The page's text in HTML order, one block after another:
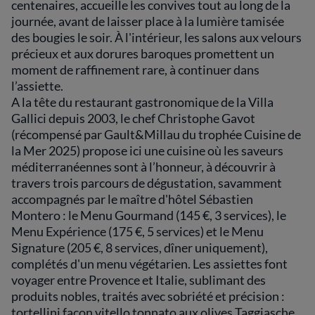
centenaires, accueille les convives tout au long de la
journée, avant de laisser place à la lumière tamisée
des bougies le soir. À l'intérieur, les salons aux velours
précieux et aux dorures baroques promettent un
moment de raffinement rare, à continuer dans
l’assiette.
A la tête du restaurant gastronomique de la Villa
Gallici depuis 2003, le chef Christophe Gavot
(récompensé par Gault&Millau du trophée Cuisine de
la Mer 2025) propose ici une cuisine où les saveurs
méditerranéennes sont à l’honneur, à découvrir à
travers trois parcours de dégustation, savamment
accompagnés par le maître d'hôtel Sébastien
Montero : le Menu Gourmand (145 €, 3 services), le
Menu Expérience (175 €, 5 services) et le Menu
Signature (205 €, 8 services, dîner uniquement),
complétés d'un menu végétarien. Les assiettes font
voyager entre Provence et Italie, sublimant des
produits nobles, traités avec sobriété et précision :